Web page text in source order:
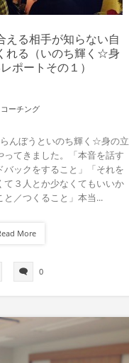
える相手が知らない自
れる（いのち輝く☆身
ポートその１）
コーチング
んぼうといのち輝く☆身の立
てきました。「本音を話す
ックをすること」「それを
３人とか少なくてもいいか
／つくること」本当...
More
0